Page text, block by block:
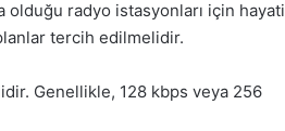
olduğu radyo istasyonları için hayati
tercih edilmelidir.
Genellikle, 128 kbps veya 256